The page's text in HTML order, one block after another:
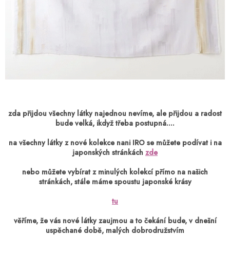
zda přijdou všechny látky najednou nevíme, ale přijdou a radost
bude velká, ikdyž třeba postupná....
na všechny látky z nové kolekce nani IRO se můžete podívat i na
japonských stránkách zde
nebo můžete vybírat z minulých kolekcí přímo na našich
stránkách, stále máme spoustu japonské krásy
tu
věříme, že vás nové látky zaujmou a to čekání bude, v dnešní
uspěchané době, malých dobrodružstvím